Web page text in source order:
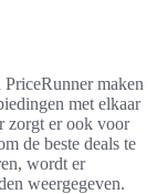
maken
met elkaar
zorgt er ook voor
de beste deals te
wordt er
weergegeven.